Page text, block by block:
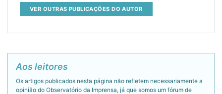
VER OUTRAS PUBLICAÇÕES DO AUTOR
Aos leitores
Os artigos publicados nesta página não refletem necessariamente a
opinião do Observatório da Imprensa, já que somos um fórum de